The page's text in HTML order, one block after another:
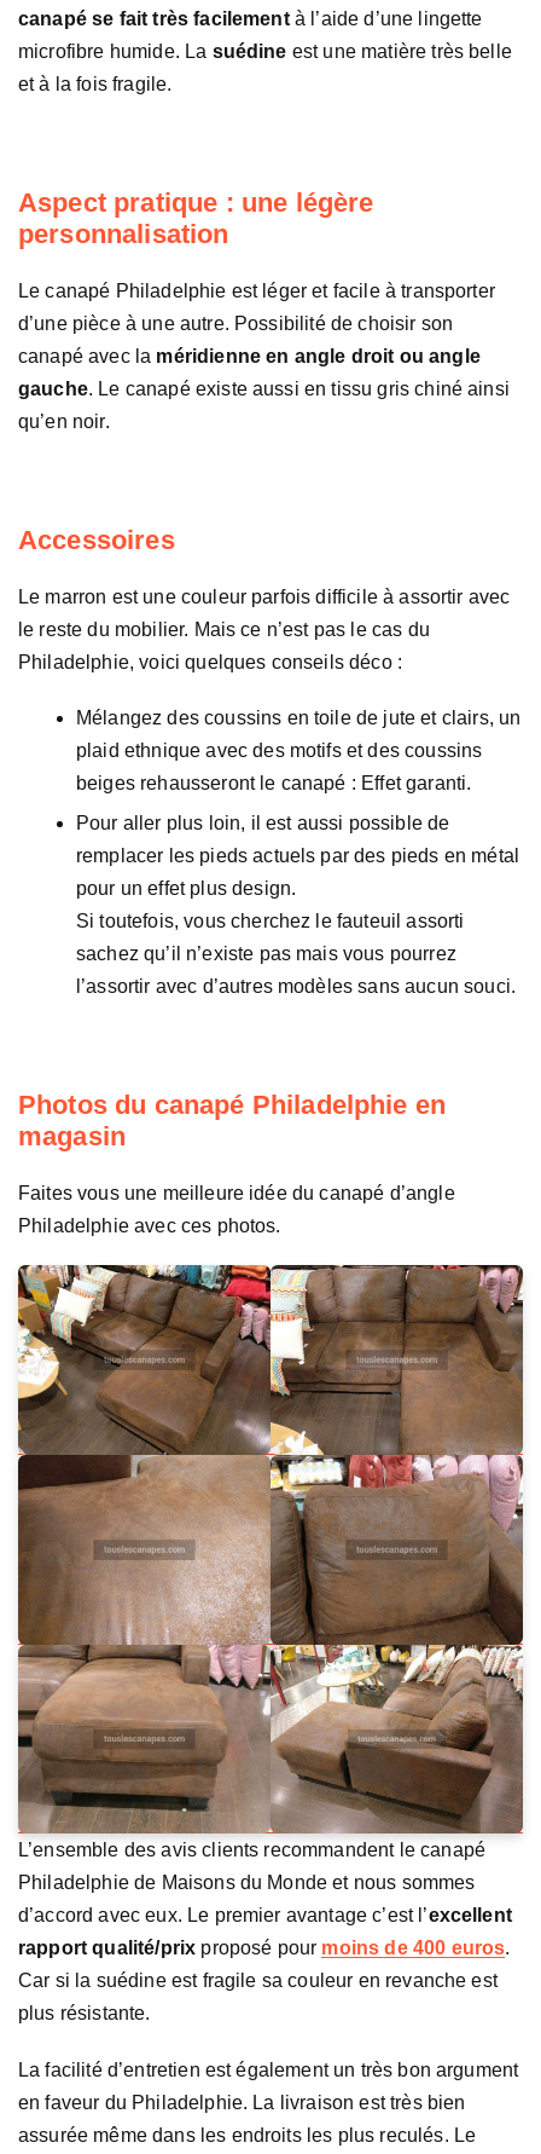
canapé se fait très facilementà l’aide d’une lingette
microfibre humide. La suédine est une matière très belle
et à la fois fragile.
Aspect pratique : une légère
personnalisation
Le canapé Philadelphie est léger et facile à transporter
d’une pièce à une autre. Possibilité de choisir son
canapé avec la méridienne en angle droit ou angle
gauche. Le canapé existe aussi en tissu gris chiné ainsi
qu’en noir.
Accessoires
Le marron est une couleur parfois difficile à assortir avec
le reste du mobilier. Mais ce n’est pas le cas du
Philadelphie, voici quelques conseils déco :
Mélangez des coussins en toile de jute et clairs, un
plaid ethnique avec des motifs et des coussins
beiges rehausseront le canapé : Effet garanti.
Pour aller plus loin, il est aussi possible de
remplacer les pieds actuels par des pieds en métal
pour un effet plus design.
Si toutefois, vous cherchez le fauteuil assorti
sachez qu’il n’existe pas mais vous pourrez
l’assortir avec d’autres modèles sans aucun souci.
Photos du canapé Philadelphie en
magasin
Faites vous une meilleure idée du canapé d’angle
Philadelphie avec ces photos.
L’ensemble des avis clients recommandent le canapé
Philadelphie de Maisons du Monde et nous sommes
d’accord avec eux. Le premier avantage c’est l’excellent
rapport qualité/prix proposé pour moins de 400 euros.
Car si la suédine est fragile sa couleur en revanche est
plus résistante.
La facilité d’entretien est également un très bon argument
en faveur du Philadelphie. La livraison est très bien
assurée même dans les endroits les plus reculés. Le